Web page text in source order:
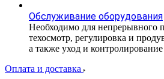
Обслуживание оборудования
Необходимо для непрерывного
техосмотр, регулировка и
а также уход и
Оплата и доставка